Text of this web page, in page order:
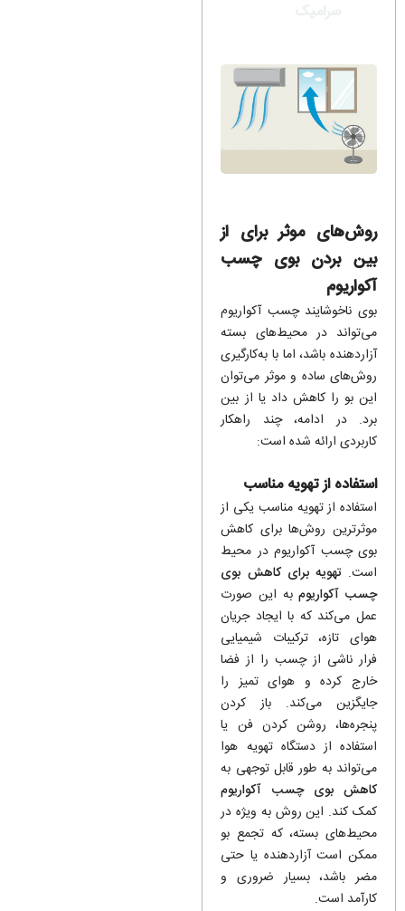
روش‌های موثر برای از
بین بردن بوی چسب
آکواریوم
بوی ناخوشایند چسب آکواریوم
می‌تواند در محیط‌های بسته
آزاردهنده باشد، اما با به‌کارگیری
روش‌های ساده و موثر می‌توان
این بو را کاهش داد یا از بین
برد. در ادامه، چند راهکار
کاربردی ارائه شده است:
استفاده از تهویه مناسب
استفاده از تهویه مناسب یکی از
موثرترین روش‌ها برای کاهش
بوی چسب آکواریوم در محیط
است. تهویه برای کاهش بوی
چسب آکواریومبه این صورت
عمل می‌کند که با ایجاد جریان
هوای تازه، ترکیبات شیمیایی
فرار ناشی از چسب را از فضا
خارج کرده و هوای تمیز را
جایگزین می‌کند. باز کردن
پنجره‌ها، روشن کردن فن یا
استفاده از دستگاه تهویه هوا
می‌تواند به طور قابل توجهی به
کاهش بوی چسب آکواریوم
کمک کند. این روش به ویژه در
محیط‌های بسته، که تجمع بو
ممکن است آزاردهنده یا حتی
مضر باشد، بسیار ضروری و
کارآمد است.